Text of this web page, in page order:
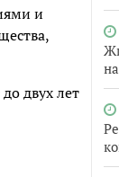
и
двух лет